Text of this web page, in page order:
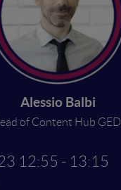
Alessio Balbi
of Content Hub GEDI
12:55 - 13:15